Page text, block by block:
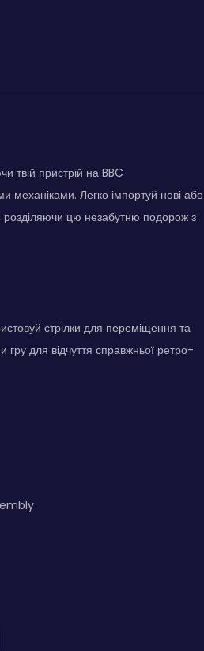
пристрій на BBC
Легко імпортуй нові або
цю незабутню подорож з
стрілки для переміщення та
для відчуття справжньої ретро-